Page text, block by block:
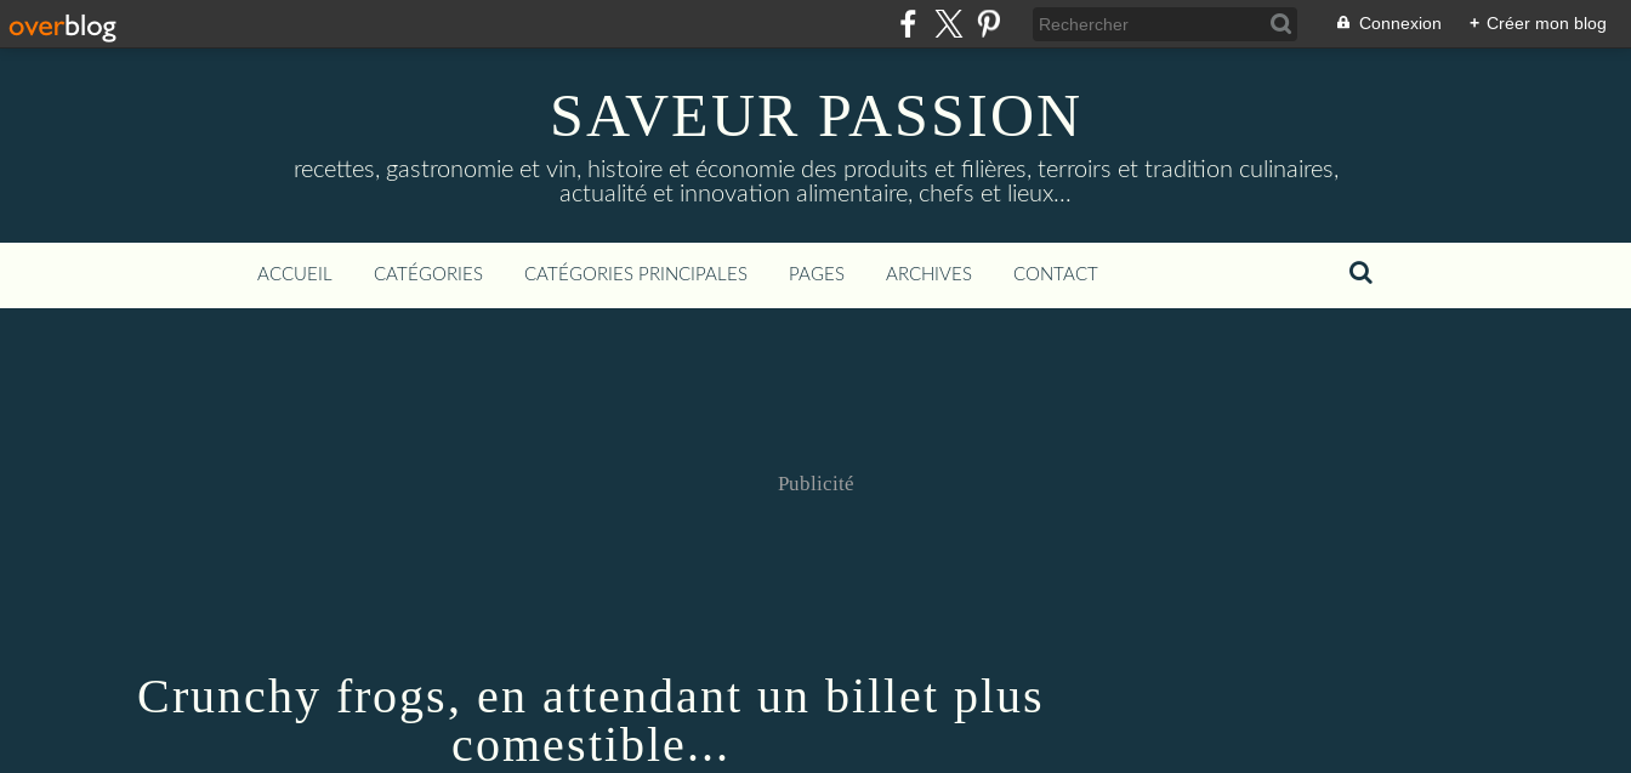
Connexion + Créer mon blog
SAVEUR PASSION
recettes, gastronomie et vin, histoire et économie des produits et filières, terroirs et tradition culinaires,
actualité et innovation alimentaire, chefs et lieux...
ACCUEIL CATÉGORIES CATÉGORIES PRINCIPALES PAGES ARCHIVES CONTACT
Publicité
Crunchy frogs, en attendant un billet plus
comestible...